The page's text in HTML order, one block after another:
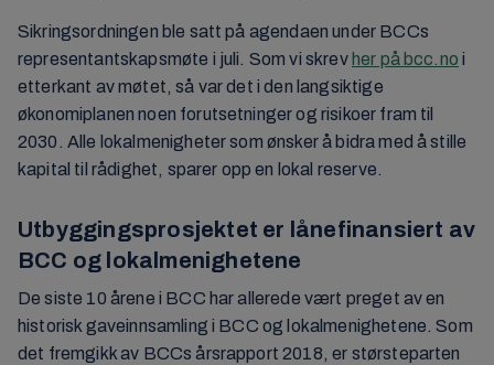
Sikringsordningen ble satt på agendaen under BCCs
representantskapsmøte i juli. Som vi skrev her på bcc.no i
etterkant av møtet, så var det i den langsiktige
økonomiplanen noen forutsetninger og risikoer fram til
2030. Alle lokalmenigheter som ønsker å bidra med å stille
kapital til rådighet, sparer opp en lokal reserve.
Utbyggingsprosjektet er lånefinansiert av
BCC og lokalmenighetene
De siste 10 årene i BCC har allerede vært preget av en
historisk gaveinnsamling i BCC og lokalmenighetene. Som
det fremgikk av BCCs årsrapport 2018, er størsteparten